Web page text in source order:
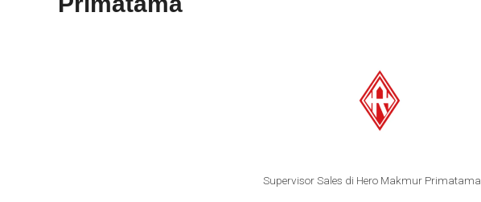
Supervisor Sales di Hero Makmur Primatama